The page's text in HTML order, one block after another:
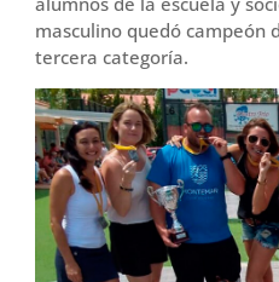
masculino quedó campeón
tercera categoría.